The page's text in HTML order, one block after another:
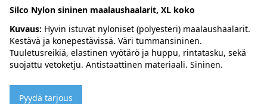
Silco Nylon sininen maalaushaalarit, XL koko
Kuvaus: Hyvin istuvat nyloniset (polyesteri) maalaushaalarit.
Kestävä ja konepestävissä. Väri tummansininen.
Tuuletusreikiä, elastinen vyötärö ja huppu, rintatasku, sekä
suojattu vetoketju. Antistaattinen materiaali. Sininen.
Pyydä tarjous